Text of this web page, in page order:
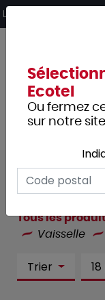
Livraison offerte
Vaisselle
article(s)
Tous les
Vaisselle
Trier
Ecotel
Ou fermez
sur notre
Panneau de